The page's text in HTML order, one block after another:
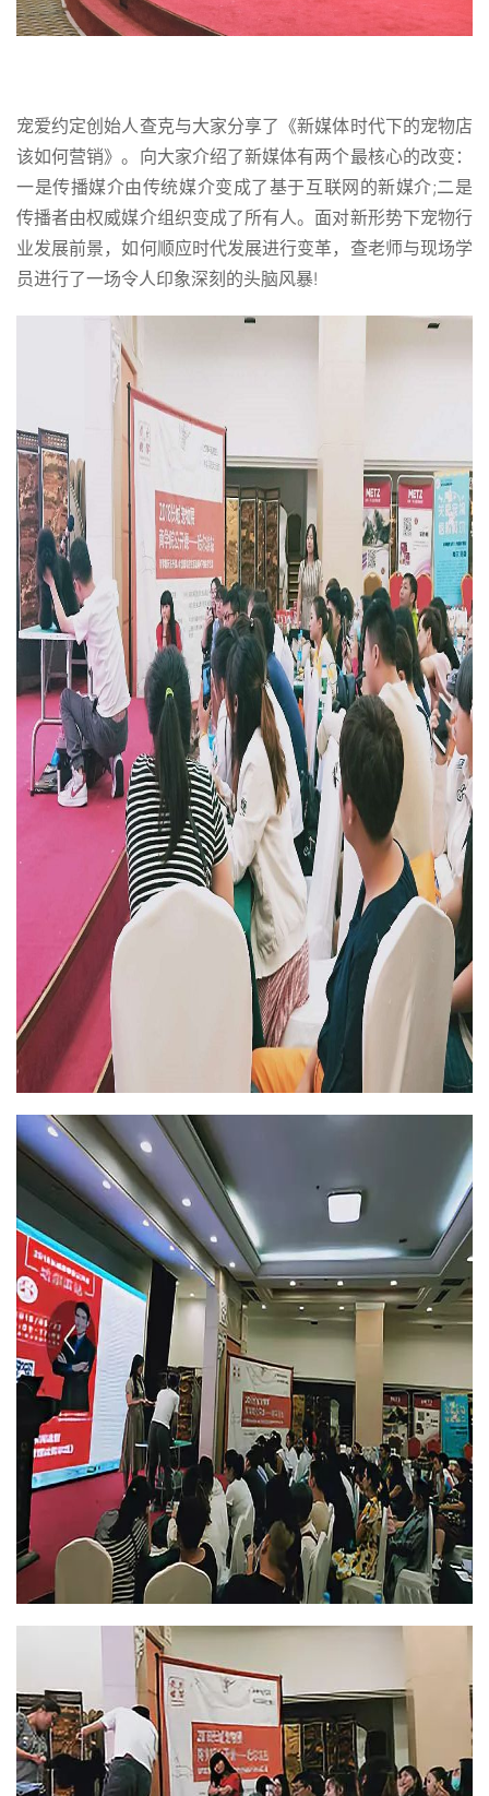
宠爱约定创始人查克与大家分享了《新媒体时代下的宠物店
该如何营销》。向大家介绍了新媒体有两个最核心的改变：
一是传播媒介由传统媒介变成了基于互联网的新媒介;二是
传播者由权威媒介组织变成了所有人。面对新形势下宠物行
业发展前景，如何顺应时代发展进行变革，查老师与现场学
员进行了一场令人印象深刻的头脑风暴!